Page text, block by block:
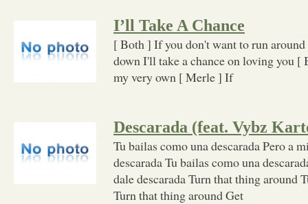
I’ll Take A Chance
[ Both ] If you don't want to run
down I'll take a chance on loving you
my very own [ Merle ] If
Descarada (feat. Vybz
Tu bailas como una descarada Pero a
descarada Tu bailas como una
dale descarada Turn that thing around
Turn that thing around Get